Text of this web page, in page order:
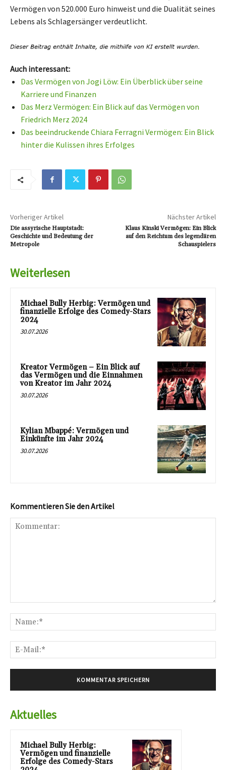
Vermögen von 520.000 Euro hinweist und die Dualität seines
Lebens als Schlagersänger verdeutlicht.
Auch interessant:
Das Vermögen von Jogi Löw: Ein Überblick über seine
Karriere und Finanzen
Das Merz Vermögen: Ein Blick auf das Vermögen von
Friedrich Merz 2024
Das beeindruckende Chiara Ferragni Vermögen: Ein Blick
hinter die Kulissen ihres Erfolges
Vorheriger Artikel
Die assyrische Hauptstadt:
Geschichte und Bedeutung der
Metropole
Nächster Artikel
Klaus Kinski Vermögen: Ein Blick
auf den Reichtum des legendären
Schauspielers
Weiterlesen
Michael Bully Herbig: Vermögen und
finanzielle Erfolge des Comedy-Stars
2024
30.07.2026
Kreator Vermögen – Ein Blick auf
das Vermögen und die Einnahmen
von Kreator im Jahr 2024
30.07.2026
Kylian Mbappé: Vermögen und
Einkünfte im Jahr 2024
30.07.2026
Kommentieren Sie den Artikel
Aktuelles
Michael Bully Herbig:
Vermögen und finanzielle
Erfolge des Comedy-Stars